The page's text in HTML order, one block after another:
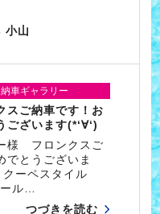
小山
納車ギャラリー
スご納車です！お
ございます(*‘∀‘)
様 フロンクスご
でとうございま
ーペスタイル
ル…
つづきを読む